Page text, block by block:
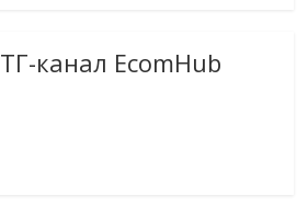
ТГ-канал EcomHub